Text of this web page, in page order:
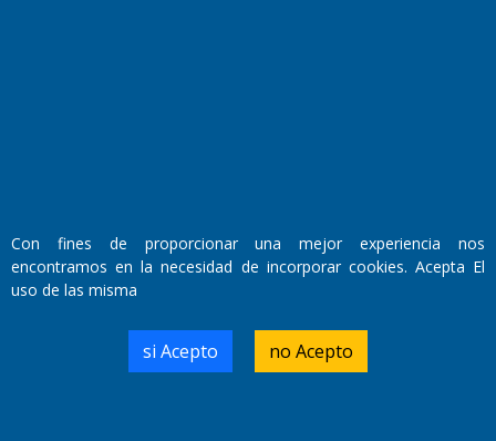
Walter René Goñi
Domicilio Legal: José Ingenieros 855,
Santa Rosa, La Pampa.
Número de Registro DNDA:
Con fines de proporcionar una mejor experiencia nos
encontramos en la necesidad de incorporar cookies. Acepta El
uso de las misma
si Acepto no Acepto